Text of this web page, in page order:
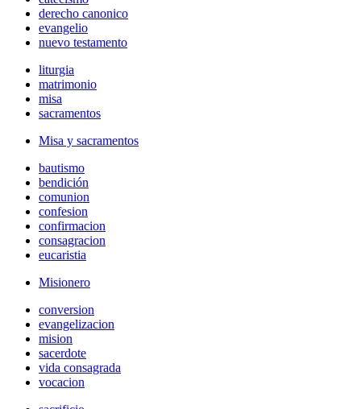
derecho canonico
evangelio
nuevo testamento
liturgia
matrimonio
misa
sacramentos
Misa y sacramentos
bautismo
bendición
comunion
confesion
confirmacion
consagracion
eucaristia
Misionero
conversion
evangelizacion
mision
sacerdote
vida consagrada
vocacion